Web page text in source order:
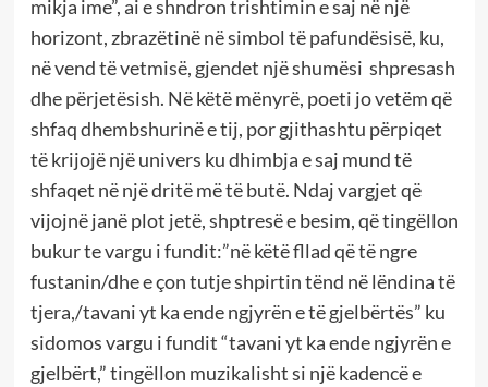
mikja ime”, ai e shndron trishtimin e saj në një
horizont, zbrazëtinë në simbol të pafundësisë, ku,
në vend të vetmisë, gjendet një shumësi shpresash
dhe përjetësish. Në këtë mënyrë, poeti jo vetëm që
shfaq dhembshurinë e tij, por gjithashtu përpiqet
të krijojë një univers ku dhimbja e saj mund të
shfaqet në një dritë më të butë. Ndaj vargjet që
vijojnë janë plot jetë, shptresë e besim, që tingëllon
bukur te vargu i fundit:”në këtë fllad që të ngre
fustanin/dhe e çon tutje shpirtin tënd në lëndina të
tjera,/tavani yt ka ende ngjyrën e të gjelbërtës” ku
sidomos vargu i fundit “tavani yt ka ende ngjyrën e
gjelbërt,” tingëllon muzikalisht si një kadencë e